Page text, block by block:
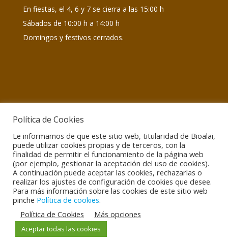
En fiestas, el 4, 6 y 7 se cierra a las 15:00 h
Sábados de 10:00 h a 14:00 h
Domingos y festivos cerrados.
Información de interés
Atención encargos:Lunes a viernes de 09:00 h a
15:00 h
Atención temas asociativos:info@bioalai.org / 634
440 615
Política de Cookies
Le informamos de que este sitio web, titularidad de Bioalai,
puede utilizar cookies propias y de terceros, con la
finalidad de permitir el funcionamiento de la página web
(por ejemplo, gestionar la aceptación del uso de cookies).
A continuación puede aceptar las cookies, rechazarlas o
realizar los ajustes de configuración de cookies que desee.
Para más información sobre las cookies de este sitio web
pinche Política de cookies.
Política de Cookies
Más opciones
Aceptar todas las cookies